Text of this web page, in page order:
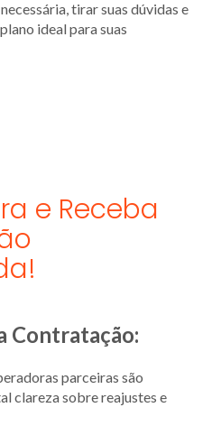
tirar suas dúvidas e
ideal para suas
e Receba
Contratação:
parceiras são
clareza sobre reajustes e